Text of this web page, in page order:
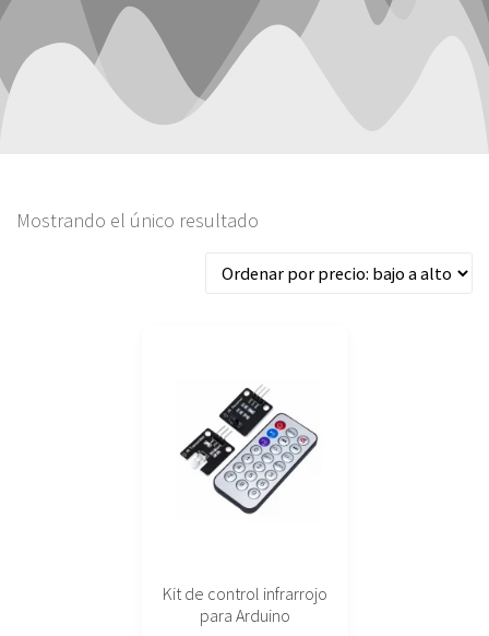
Mostrando el único resultado
Kit de control infrarrojo
para Arduino